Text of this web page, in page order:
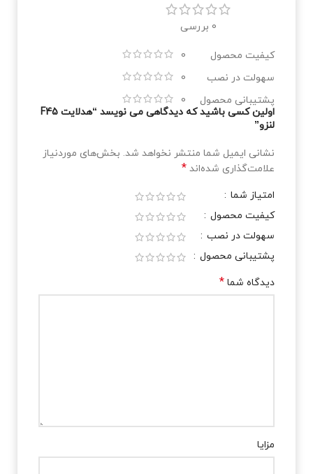
0 بررسی
کیفیت محصول
0
سهولت در نصب
0
پشتیبانی محصول
0
اولین کسی باشید که دیدگاهی می نویسد “هدلایت F45
لنزو”
نشانی ایمیل شما منتشر نخواهد شد. بخش‌های موردنیاز
علامت‌گذاری شده‌اند *
امتیاز شما
کیفیت محصول
سهولت در نصب
پشتیبانی محصول
دیدگاه شما *
مزایا